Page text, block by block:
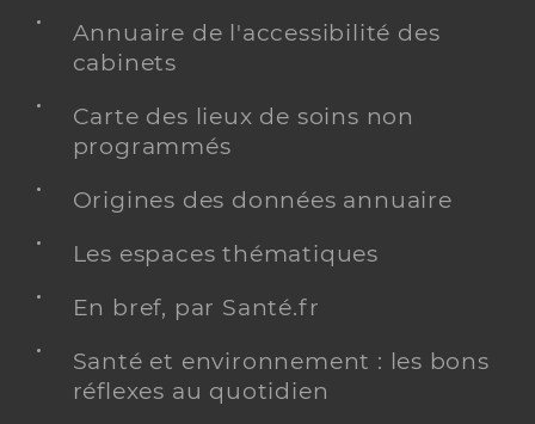
Annuaire de l'accessibilité des
cabinets
Carte des lieux de soins non
programmés
Origines des données annuaire
Les espaces thématiques
En bref, par Santé.fr
Santé et environnement : les bons
réflexes au quotidien